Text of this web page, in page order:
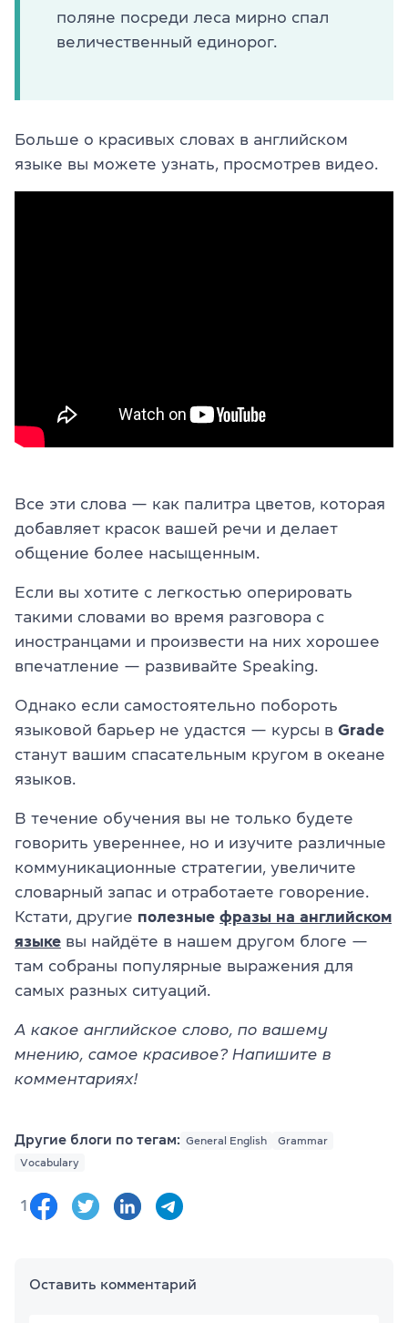
поляне посреди леса мирно спал
величественный единорог.
Больше о красивых словах в английском
языке вы можете узнать, просмотрев видео.
Все эти слова — как палитра цветов, которая
добавляет красок вашей речи и делает
общение более насыщенным.
Если вы хотите с легкостью оперировать
такими словами во время разговора с
иностранцами и произвести на них хорошее
впечатление — развивайте Speaking.
Однако если самостоятельно побороть
языковой барьер не удастся — курсы в Grade
станут вашим спасательным кругом в океане
языков.
В течение обучения вы не только будете
говорить увереннее, но и изучите различные
коммуникационные стратегии, увеличите
словарный запас и отработаете говорение.
Кстати, другие полезные фразы на английском
языке вы найдёте в нашем другом блоге —
там собраны популярные выражения для
самых разных ситуаций.
А какое английское слово, по вашему
мнению, самое красивое? Напишите в
комментариях!
Другие блоги по тегам: General English
Grammar
Vocabulary
1
Оставить комментарий